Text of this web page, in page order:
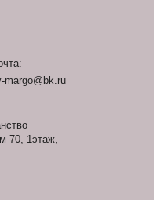
70, 1этаж,
margo@bk.ru